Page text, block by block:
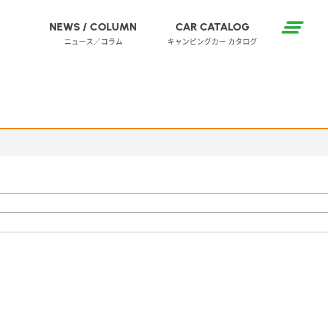
NEWS / COLUMN
ニュース／コラム
CAR CATALOG
キャンピングカー カタログ